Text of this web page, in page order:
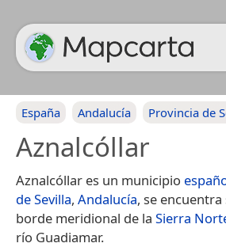
España Andalucía Provincia de
Aznalcóllar
Aznalcóllar es un municipio
de Sevilla, Andalucía, se
borde meridional de la Sierra
río Guadiamar.